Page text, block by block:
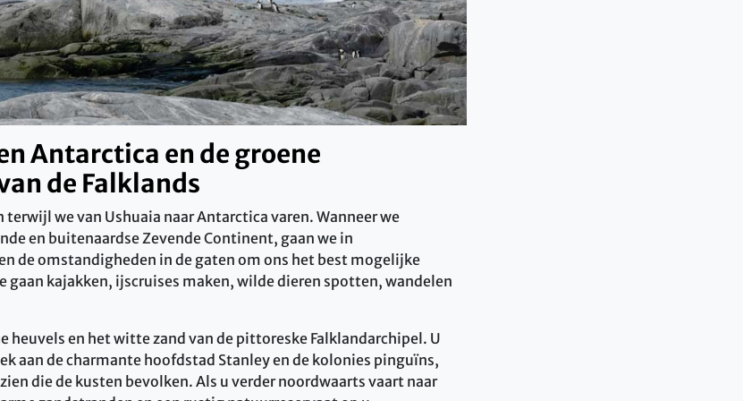
Antarctica en de groene
de Falklands
we van Ushuaia naar Antarctica varen. Wanneer we
en buitenaardse Zevende Continent, gaan we in
de omstandigheden in de gaten om ons het best mogelijke
gaan kajakken, ijscruises maken, wilde dieren spotten, wandelen
heuvels en het witte zand van de pittoreske Falklandarchipel. U
aan de charmante hoofdstad Stanley en de kolonies pinguïns,
die de kusten bevolken. Als u verder noordwaarts vaart naar